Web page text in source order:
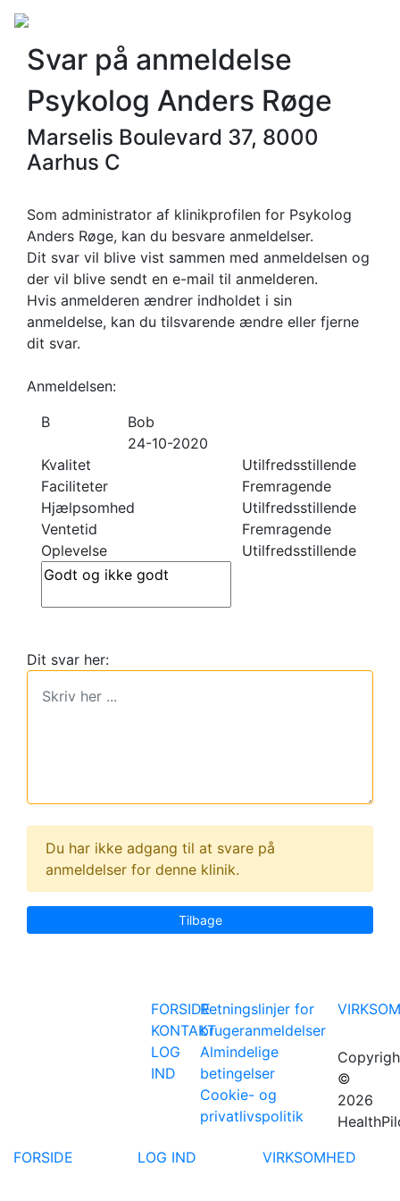
Svar på anmeldelse
Psykolog Anders Røge
Marselis Boulevard 37, 8000
Aarhus C
Som administrator af klinikprofilen for Psykolog
Anders Røge, kan du besvare anmeldelser.
Dit svar vil blive vist sammen med anmeldelsen og
der vil blive sendt en e-mail til anmelderen.
Hvis anmelderen ændrer indholdet i sin
anmeldelse, kan du tilsvarende ændre eller fjerne
dit svar.
Anmeldelsen:
B
Bob
24-10-2020
Kvalitet
Utilfredsstillende
Faciliteter
Fremragende
Hjælpsomhed
Utilfredsstillende
Ventetid
Fremragende
Oplevelse
Utilfredsstillende
Dit svar her:
Du har ikke adgang til at svare på
anmeldelser for denne klinik.
Tilbage
FORSIDE
KONTAKT
LOG
IND
Retningslinjer for
brugeranmeldelser
Almindelige
betingelser
Cookie- og
privatlivspolitik
©
2026
FORSIDE
LOG IND VIRKSOMHED